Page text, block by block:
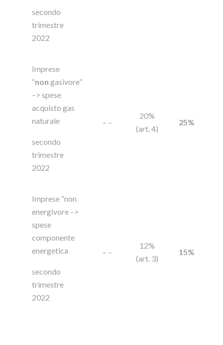
secondo
trimestre
2022
Imprese
“non gasivore”
–> spese
acquisto gas
naturale
secondo
trimestre
2022
– –
20%
(art. 4)
25%
Imprese “non
energivore –>
spese
componente
energetica
secondo
trimestre
2022
– –
12%
(art. 3)
15%